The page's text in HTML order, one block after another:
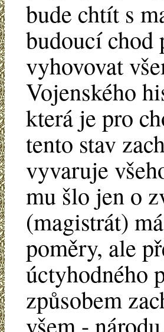
bude chtít s
budoucí chod
vyhovovat
Vojenského
která je pro
tento stav
vyvaruje
mu šlo jen o
(magistrát)
poměry, ale
úctyhodného
způsobem
všem -